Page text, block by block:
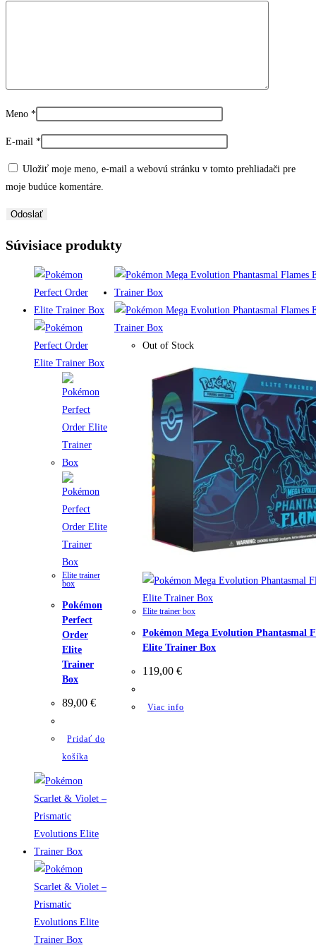
Meno *
E-mail *
Uložiť moje meno, e-mail a webovú stránku v tomto prehliadači pre
moje budúce komentáre.
Súvisiace produkty
Elite trainer
box
Pokémon
Perfect
Order
Elite
Trainer
Box
89,00 €
Pridať do
košíka
Out of Stock
Elite trainer box
Pokémon Mega Evolution Phantasmal
Elite Trainer Box
119,00 €
Viac info